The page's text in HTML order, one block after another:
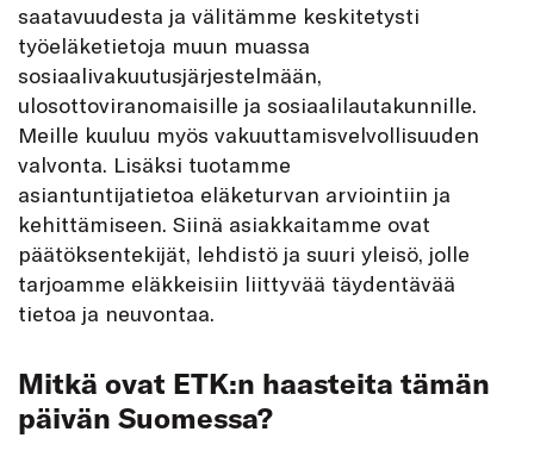
saatavuudesta ja välitämme keskitetysti
työeläketietoja muun muassa
sosiaalivakuutusjärjestelmään,
ulosottoviranomaisille ja sosiaalilautakunnille.
Meille kuuluu myös vakuuttamisvelvollisuuden
valvonta. Lisäksi tuotamme
asiantuntijatietoa eläketurvan arviointiin ja
kehittämiseen. Siinä asiakkaitamme ovat
päätöksentekijät, lehdistö ja suuri yleisö, jolle
tarjoamme eläkkeisiin liittyvää täydentävää
tietoa ja neuvontaa.
Mitkä ovat ETK:n haasteita tämän
päivän Suomessa?